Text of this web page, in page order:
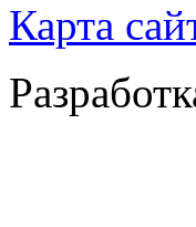
Карта